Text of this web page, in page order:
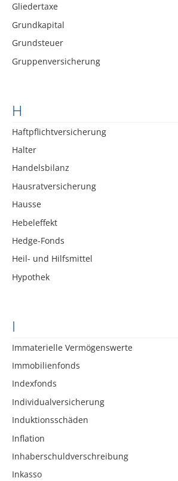
Gliedertaxe
Grundkapital
Grundsteuer
Gruppenversicherung
H
Haftpflichtversicherung
Halter
Handelsbilanz
Hausratversicherung
Hausse
Hebeleffekt
Hedge-Fonds
Heil- und Hilfsmittel
Hypothek
I
Immaterielle Vermögenswerte
Immobilienfonds
Indexfonds
Individualversicherung
Induktionsschäden
Inflation
Inhaberschuldverschreibung
Inkasso